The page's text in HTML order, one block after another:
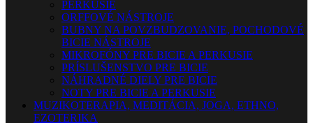
PERKUSIE
ORFFOVÉ NÁSTROJE
BUBNY NA POVZBUDZOVANIE, POCHODOVÉ
BICIE NÁSTROJE
MIKROFÓNY PRE BICIE A PERKUSIE
PRÍSLUŠENSTVO PRE BICIE
NÁHRADNÉ DIELY PRE BICIE
NOTY PRE BICIE A PERKUSIE
MUZIKOTERAPIA, MEDITÁCIA, JOGA, ETHNO,
EZOTERIKA